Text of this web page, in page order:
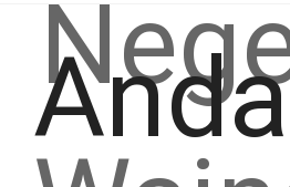
Anda